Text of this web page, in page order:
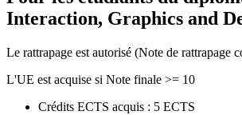
Interaction, Graphics and
Le rattrapage est autorisé (Note de rattrapage
L'UE est acquise si Note finale >= 10
Crédits ECTS acquis : 5 ECTS